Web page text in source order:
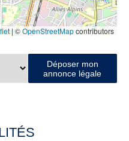
|©OpenStreetMapcontributors
Déposer mon
annonce légale